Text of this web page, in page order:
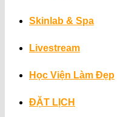
Skinlab & Spa
Livestream
Học Viện Làm Đẹp
ĐẶT LỊCH